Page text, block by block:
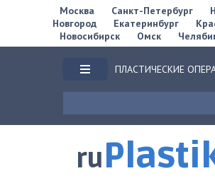
Москва Санкт-Петербург
Новгород
Екатеринбург
Новосибирск
Омск
ПЛАСТИЧЕСКИЕ
ru